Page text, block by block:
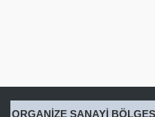
ORGANİZE SANAYİ